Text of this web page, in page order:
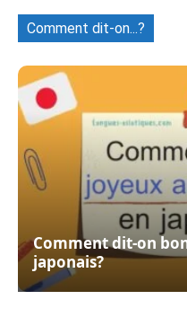
Comment dit-on...?
Comment dit-on
japonais?